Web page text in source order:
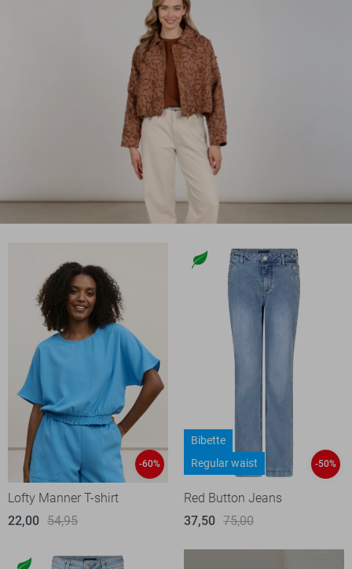
-60%
Lofty Manner T-shirt
22,00 54,95
Bibette
Regular waist
-50%
Red Button Jeans
37,50 75,00